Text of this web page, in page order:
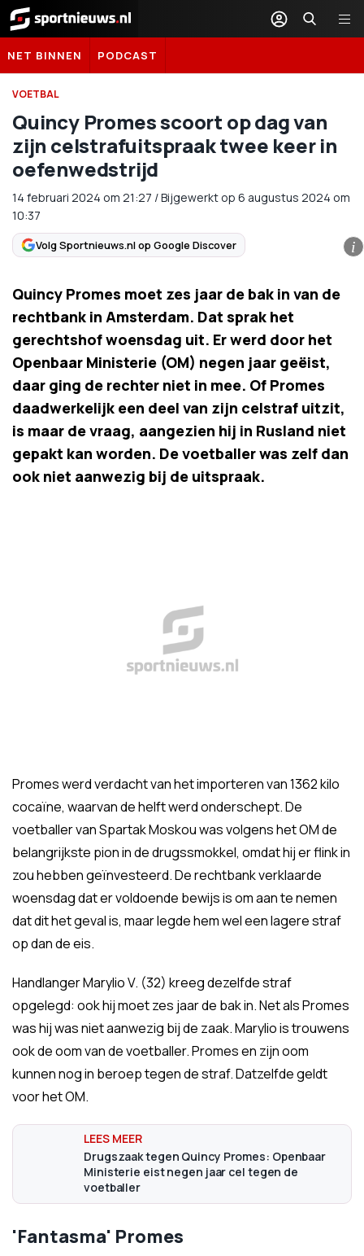
Sportnieuws.nl
NET BINNEN PODCAST
VOETBAL
Quincy Promes scoort op dag van
zijn celstrafuitspraak twee keer in
oefenwedstrijd
14 februari 2024 om 21:27 /Bijgewerkt op 6 augustus 2024 om
10:37
Volg Sportnieuws.nl op Google Discover i
Quincy Promes moet zes jaar de bak in van de
rechtbank in Amsterdam. Dat sprak het
gerechtshof woensdag uit. Er werd door het
Openbaar Ministerie (OM) negen jaar geëist,
daar ging de rechter niet in mee. Of Promes
daadwerkelijk een deel van zijn celstraf uitzit,
is maar de vraag, aangezien hij in Rusland niet
gepakt kan worden. De voetballer was zelf dan
ook niet aanwezig bij de uitspraak.
Promes werd verdacht van het importeren van 1362 kilo
cocaïne, waarvan de helft werd onderschept. De
voetballer van Spartak Moskou was volgens het OM de
belangrijkste pion in de drugssmokkel, omdat hij er flink in
zou hebben geïnvesteerd. De rechtbank verklaarde
woensdag dat er voldoende bewijs is om aan te nemen
dat dit het geval is, maar legde hem wel een lagere straf
op dan de eis.
Handlanger Marylio V. (32) kreeg dezelfde straf
opgelegd: ook hij moet zes jaar de bak in. Net als Promes
was hij was niet aanwezig bij de zaak. Marylio is trouwens
ook de oom van de voetballer. Promes en zijn oom
kunnen nog in beroep tegen de straf. Datzelfde geldt
voor het OM.
Drugszaak tegen Quincy Promes: Openbaar
Ministerie eist negen jaar cel tegen de
voetballer
'Fantasma' Promes